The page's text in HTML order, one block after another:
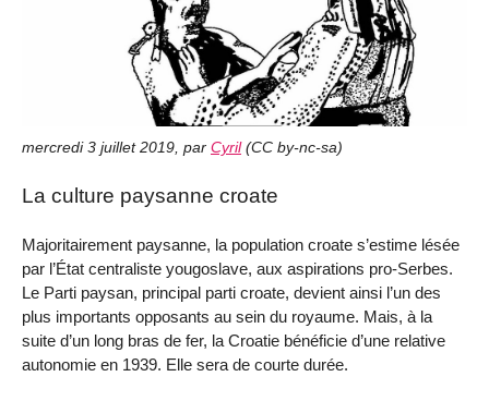
mercredi 3 juillet 2019, par Cyril (CC by-nc-sa)
La culture paysanne croate
Majoritairement paysanne, la population croate s’estime lésée
par l’État centraliste yougoslave, aux aspirations pro-Serbes.
Le Parti paysan, principal parti croate, devient ainsi l’un des
plus importants opposants au sein du royaume. Mais, à la
suite d’un long bras de fer, la Croatie bénéficie d’une relative
autonomie en 1939. Elle sera de courte durée.